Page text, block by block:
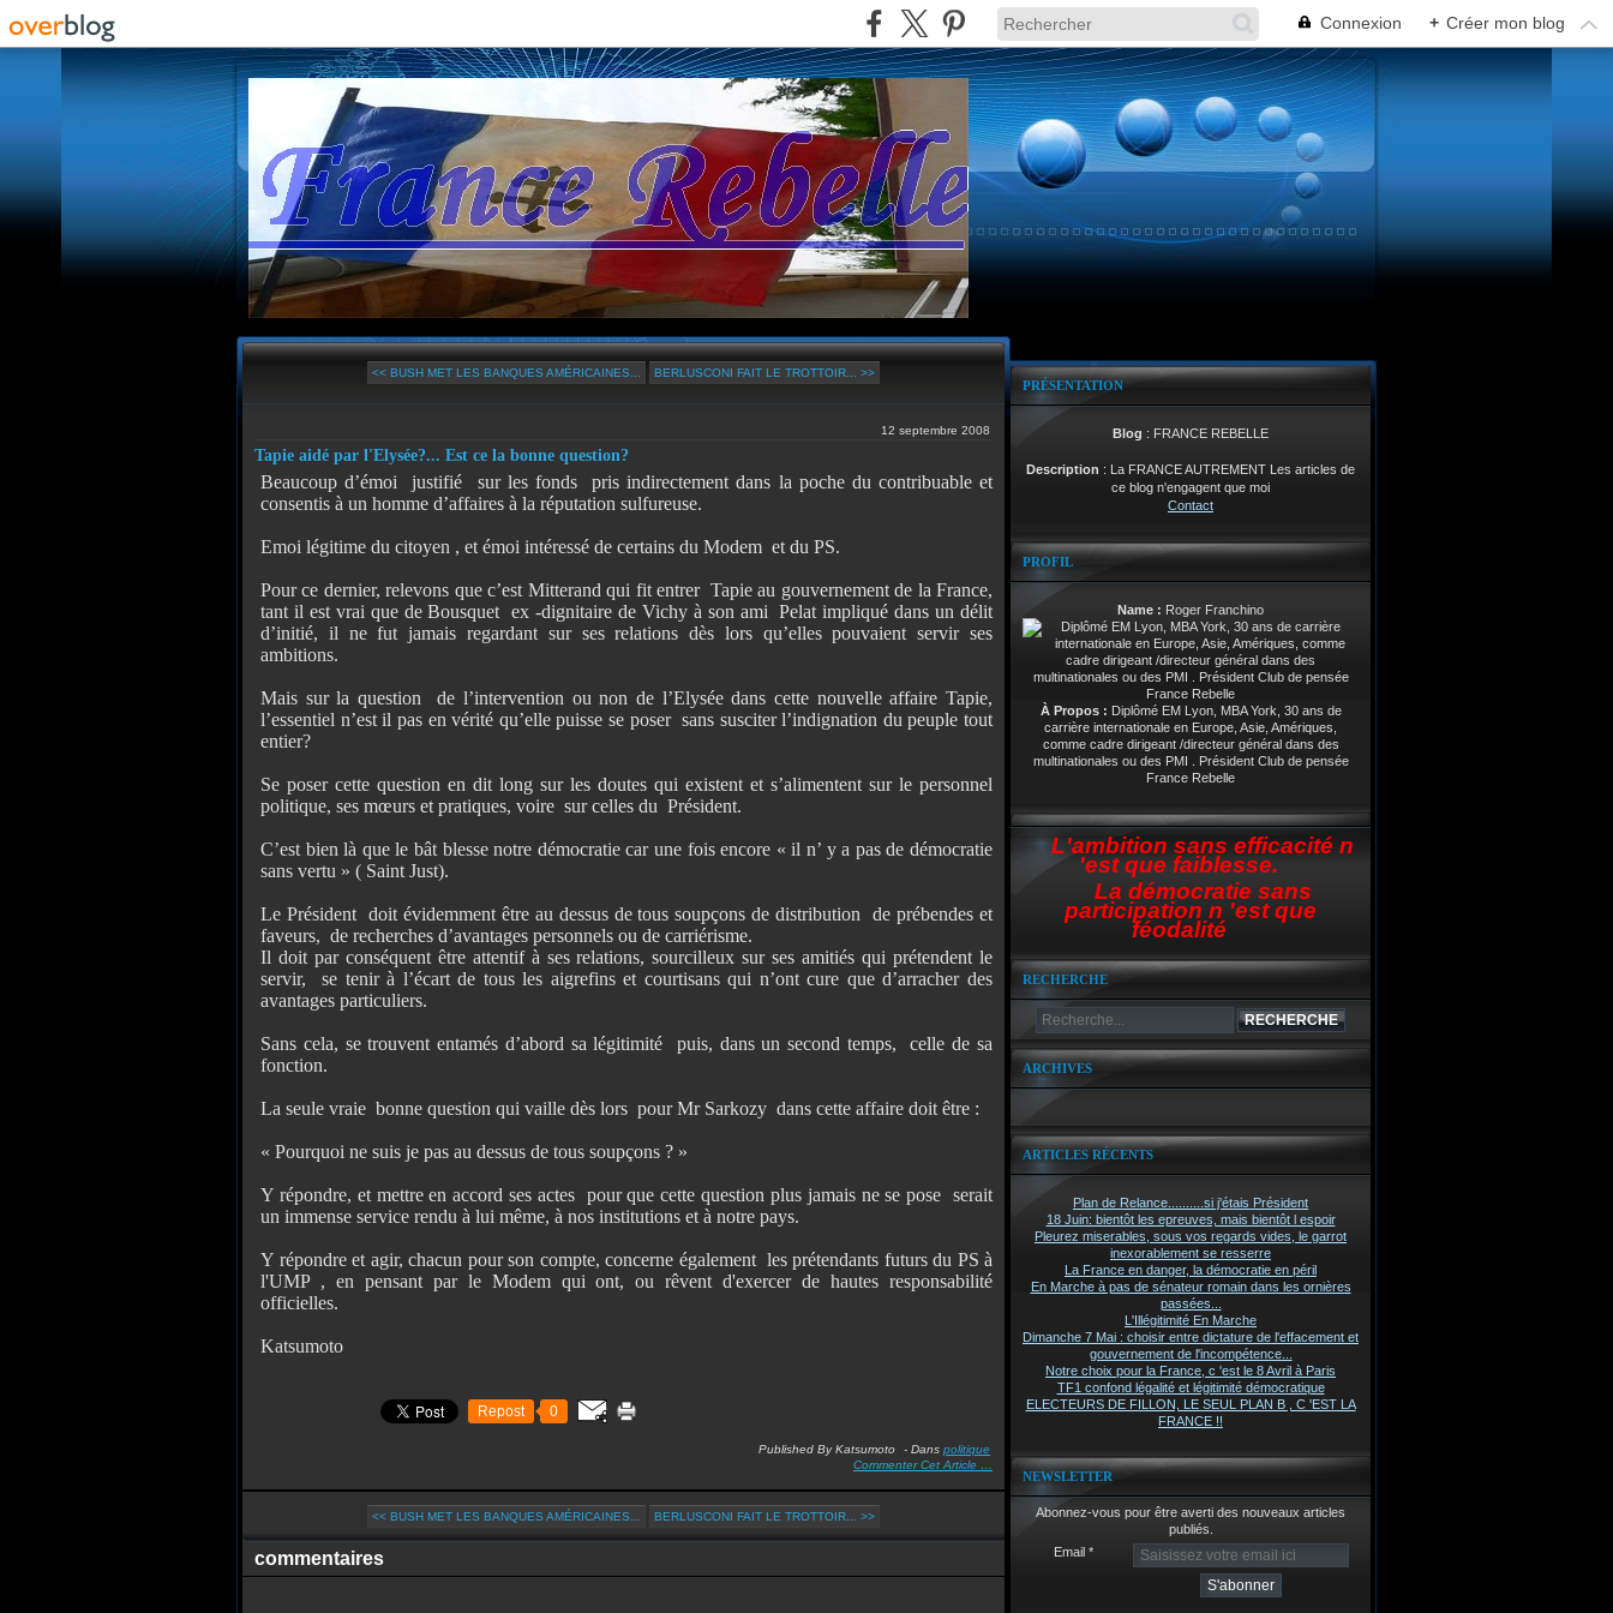
Connexion + Créer mon blog
<< BUSH MET LES BANQUES AMÉRICAINES... BERLUSCONI FAIT LE TROTTOIR... >>
12 septembre 2008
Tapie aidé par l'Elysée?... Est ce la bonne question?
Beaucoup d’émoi justifié sur les fonds
pris indirectement dans la poche du contribuable et
consentis à un homme d’affaires à la réputation sulfureuse.
Emoi légitime du citoyen , et émoi intéressé de certains du Modem et du PS.
Pour ce dernier, relevons que c’est Mitterand qui fit entrer Tapie au gouvernement de la France,
tant il est vrai que de Bousquet ex -dignitaire de Vichy à son ami Pelat impliqué dans un délit
d’initié, il ne fut jamais regardant sur ses relations dès lors qu’elles pouvaient servir ses
ambitions.
Mais sur la question
de l’intervention ou non de l’Elysée dans cette nouvelle affaire Tapie,
l’essentiel n’est il pas en vérité qu’elle puisse se poser sans susciter l’indignation du peuple tout
entier?
Se poser cette question en dit long sur les doutes qui existent et s’alimentent sur le personnel
politique, ses mœurs et pratiques, voire sur celles du Président.
C’est bien là que le bât blesse notre démocratie car une fois encore « il n’ y a pas de démocratie
sans vertu » ( Saint Just).
Le Président doit évidemment être au dessus de tous soupçons de distribution
de prébendes et
faveurs, de recherches d’avantages personnels ou de carriérisme.
Il doit par conséquent être attentif à ses relations, sourcilleux sur ses amitiés qui prétendent le
servir,
se tenir à l’écart de tous les aigrefins et courtisans qui n’ont cure que d’arracher des
avantages particuliers.
Sans cela, se trouvent entamés d’abord sa légitimité puis, dans un second temps,
celle de sa
fonction.
La seule vraie bonne question qui vaille dès lors pour Mr Sarkozy dans cette affaire doit être :
« Pourquoi ne suis je pas au dessus de tous soupçons ? »
Y répondre, et mettre en accord ses actes pour que cette question plus jamais ne se pose serait
un immense service rendu à lui même, à nos institutions et à notre pays.
Y répondre et agir, chacun pour son compte, concerne également les prétendants futurs du PS à
l'UMP , en pensant par le Modem qui ont, ou rêvent d'exercer de hautes responsabilité
officielles.
Katsumoto
Repost 0
Published By Katsumoto - Dans politique
Commenter Cet Article
<< BUSH MET LES BANQUES AMÉRICAINES... BERLUSCONI FAIT LE TROTTOIR... >>
commentaires
PRÉSENTATION
Blog : FRANCE REBELLE
Description : La FRANCE AUTREMENT Les articles de
ce blog n'engagent que moi
Contact
PROFIL
Name : Roger Franchino
À Propos : Diplômé EM Lyon, MBA York, 30 ans de
carrière internationale en Europe, Asie, Amériques,
comme cadre dirigeant /directeur général dans des
multinationales ou des PMI . Président Club de pensée
France Rebelle
L'ambition sans efficacité n
'est que faiblesse.
La démocratie sans
participation n 'est que
féodalité
RECHERCHE
ARCHIVES
ARTICLES RÉCENTS
Plan de Relance..........si j'étais Président
18 Juin: bientôt les epreuves, mais bientôt l espoir
Pleurez miserables, sous vos regards vides, le garrot
inexorablement se resserre
La France en danger, la démocratie en péril
En Marche à pas de sénateur romain dans les ornières
passées...
L'Illégitimité En Marche
Dimanche 7 Mai : choisir entre dictature de l'effacement et
gouvernement de l'incompétence...
Notre choix pour la France, c 'est le 8 Avril à Paris
TF1 confond légalité et légitimité démocratique
ELECTEURS DE FILLON, LE SEUL PLAN B , C 'EST LA
FRANCE !!
NEWSLETTER
Abonnez-vous pour être averti des nouveaux articles
publiés.
Email